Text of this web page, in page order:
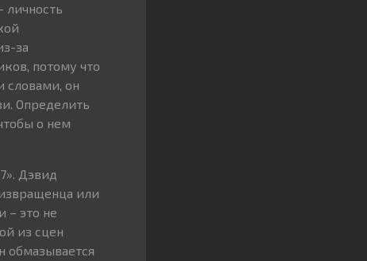
личность
за
потому что
словами, он
Определить
о нем
Дэвид
или
– это не
из сцен
обмазывается